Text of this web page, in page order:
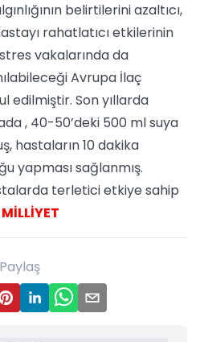
belirtilerini azaltıcı,
rahatlatıcı etkilerinin
vakalarında da
Avrupa İlaç
edilmiştir. Son yıllarda
, 40-50’deki 500 ml suya
hastaların 10 dakika
yapması sağlanmış.
terletici etkiye sahip
MİLLİYET
Paylaş